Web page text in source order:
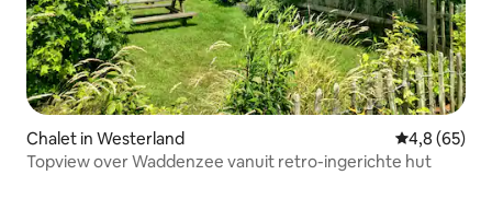
Chalet in Westerland Gemiddelde
4,8 (65)
Topview over Waddenzee vanuit retro-ingerichte hut